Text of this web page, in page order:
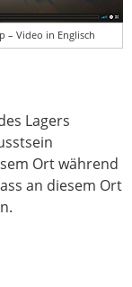
– Video in Englisch
Lagers
Ort während
an diesem Ort